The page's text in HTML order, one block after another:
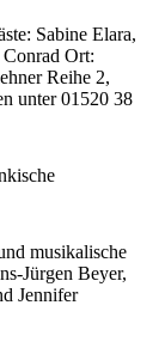
Sabine Elara,
Ort:
Reihe 2,
unter 01520 38
musikalische
Jürgen Beyer,
Jennifer